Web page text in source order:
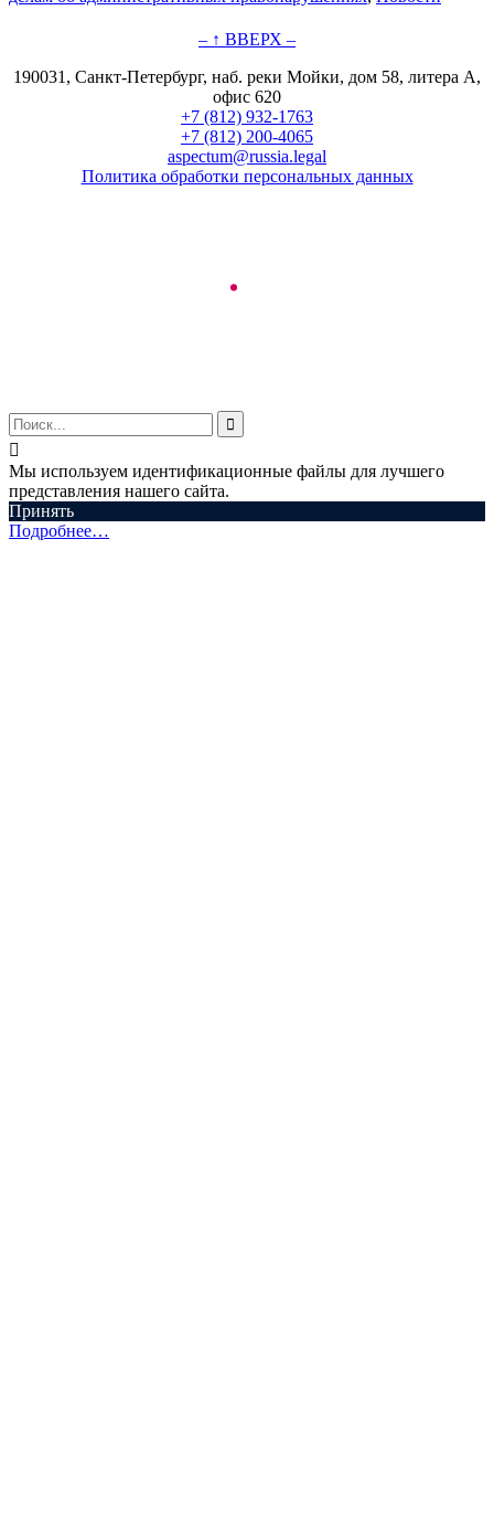
– ↑ ВВЕРХ –
190031, Санкт-Петербург, наб. реки Мойки, дом 58, литера А,
офис 620
+7 (812) 932-1763
+7 (812) 200-4065
aspectum@russia.legal
Политика обработки персональных данных


Мы используем идентификационные файлы для лучшего
представления нашего сайта.
Принять
Подробнее…